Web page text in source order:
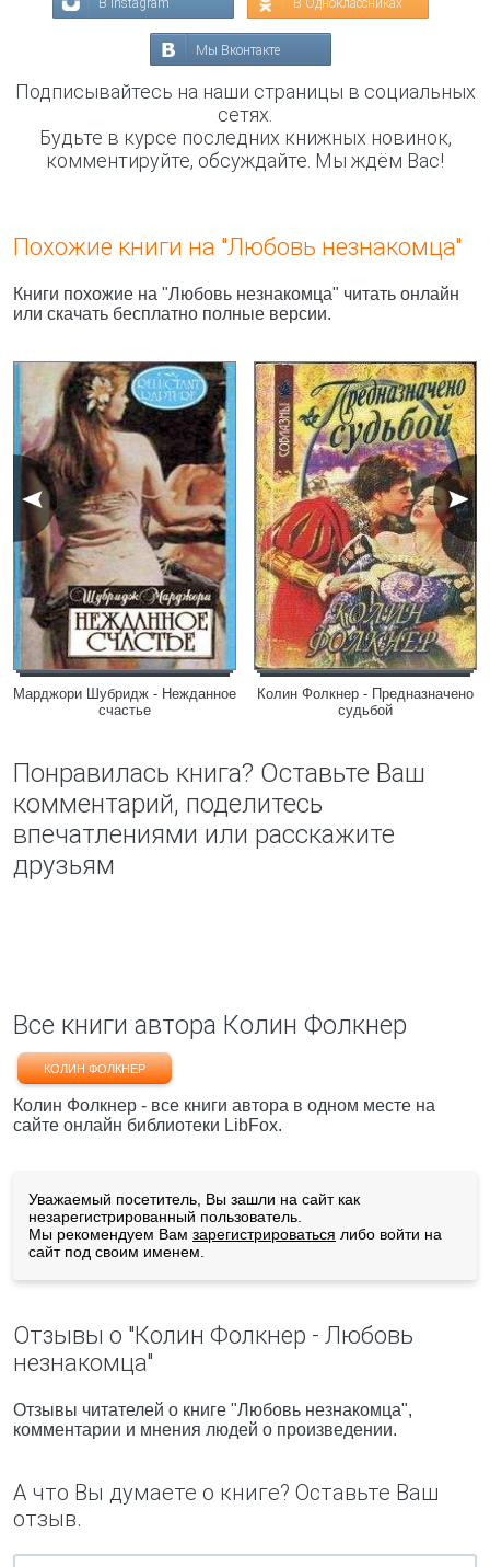
В Instagram В Одноклассниках
Мы Вконтакте
Подписывайтесь на наши страницы в социальных
сетях.
Будьте в курсе последних книжных новинок,
комментируйте, обсуждайте. Мы ждём Вас!
Похожие книги на "Любовь незнакомца"
Книги похожие на "Любовь незнакомца" читать онлайн
или скачать бесплатно полные версии.
Марджори Шубридж - Нежданное
счастье
Колин Фолкнер - Предназначено
судьбой
Понравилась книга? Оставьте Ваш
комментарий, поделитесь
впечатлениями или расскажите
друзьям
Все книги автора Колин Фолкнер
КОЛИН ФОЛКНЕР
Колин Фолкнер - все книги автора в одном месте на
сайте онлайн библиотеки LibFox.
Уважаемый посетитель, Вы зашли на сайт как
незарегистрированный пользователь.
Мы рекомендуем Вам зарегистрироваться либо войти на
сайт под своим именем.
Отзывы о "Колин Фолкнер - Любовь
незнакомца"
Отзывы читателей о книге "Любовь незнакомца",
комментарии и мнения людей о произведении.
А что Вы думаете о книге? Оставьте Ваш
отзыв.